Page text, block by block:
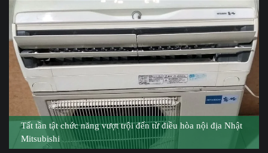
Tất tần tật chức năng vượt trội đến từ điều hòa nội địa Nhật
Mitsubishi